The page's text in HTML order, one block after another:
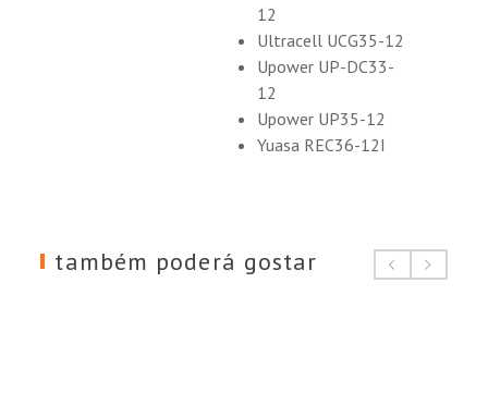
12
Ultracell UCG35-12
Upower UP-DC33-
12
Upower UP35-12
Yuasa REC36-12I
também poderá gostar